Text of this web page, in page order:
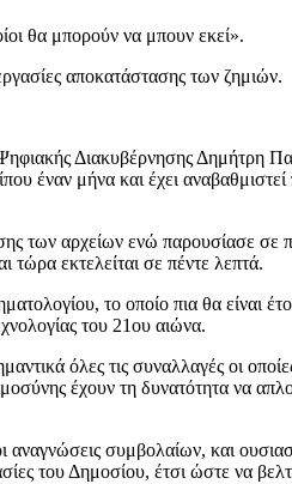
θα μπορούν να μπουν εκεί».
αποκατάστασης των ζημιών.
Διακυβέρνησης Δημήτρη
έναν μήνα και έχει
των αρχείων ενώ παρουσίασε
τώρα εκτελείται σε πέντε λεπτά.
το οποίο πια θα είναι
του 21ου αιώνα.
όλες τις συναλλαγές οι
έχουν τη δυνατότητα να
συμβολαίων, και
του Δημοσίου, έτσι ώστε να